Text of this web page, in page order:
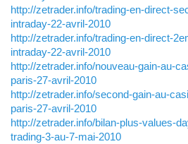
http://zetrader.info/trading-en-direct-
intraday-22-avril-2010
http://zetrader.info/trading-en-direct-
intraday-22-avril-2010
http://zetrader.info/nouveau-gain-au-
paris-27-avril-2010
http://zetrader.info/second-gain-au-
paris-27-avril-2010
http://zetrader.info/bilan-plus-values-
trading-3-au-7-mai-2010